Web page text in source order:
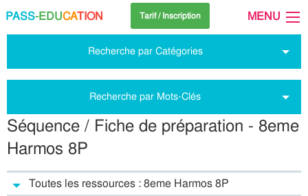
PASS-EDUCATION Tarif / Inscription MENU
Recherche par Catégories
Recherche par Mots-Clés
Séquence / Fiche de préparation - 8eme
Harmos 8P
Toutes les ressources : 8eme Harmos 8P